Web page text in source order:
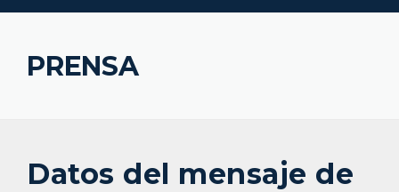
PRENSA
Datos del mensaje de